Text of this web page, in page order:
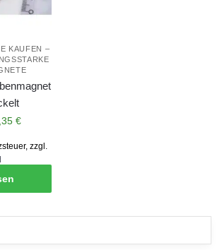
KAUFEN –
€
€Aktueller
ist:
24,35 €.
zzgl.